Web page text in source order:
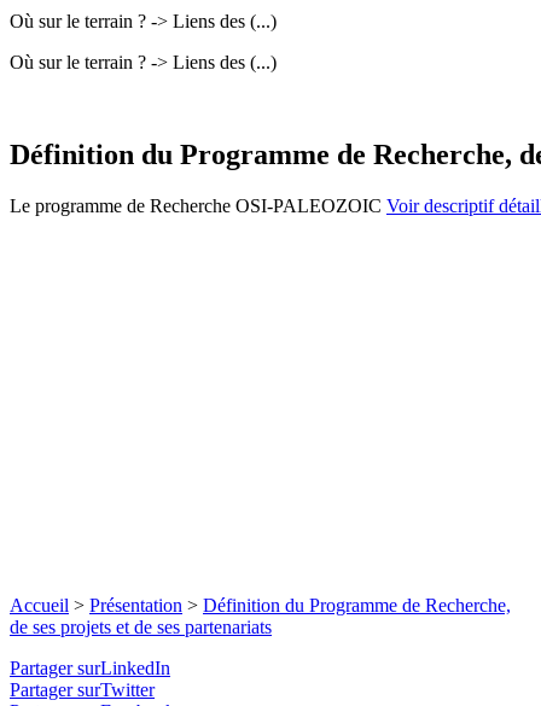
Où sur le terrain ? -> Liens des (...)
Où sur le terrain ? -> Liens des (...)
Définition du Programme de Recherche,
Le programme de Recherche OSI-PALEOZOIC Voir descriptif
Accueil > Présentation > Définition du Programme de Recherche,
de ses projets et de ses partenariats
Partager surLinkedIn
Partager surTwitter